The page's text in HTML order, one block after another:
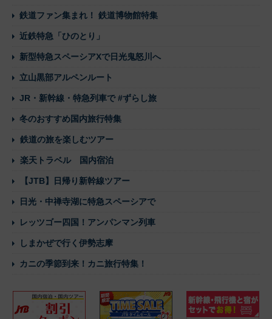
鉄道ファン集まれ！ 鉄道博物館特集
近鉄特急「ひのとり」
新型特急スペーシアXで日光鬼怒川へ
立山黒部アルペンルート
JR・新幹線・特急列車で #ずらし旅
冬のおすすめ国内旅行特集
鉄道の旅を楽しむツアー
楽天トラベル 国内宿泊
【JTB】日帰り新幹線ツアー
日光・中禅寺湖に特急スペーシアで
レッツゴー四国！アンパンマン列車
しまかぜで行く伊勢志摩
カニの季節到来！カニ旅行特集！